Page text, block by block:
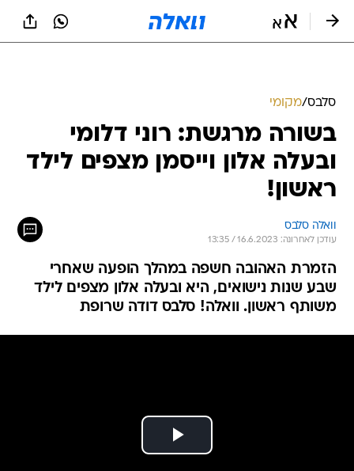
סלבס/מקומי
בשורה מרגשת: רוני דלומי
ובעלה אלון וייסמן מצפים לילד
ראשון!
וואלה סלבס
עודכן לאחרונה: 16.6.2023 / 13:35
הזמרת האהובה חשפה במהלך הופעה שאחרי
שבע שנות נישואים, היא ובעלה אלון מצפים לילד
משותף ראשון. וואלה! סלבס דודה שרופת